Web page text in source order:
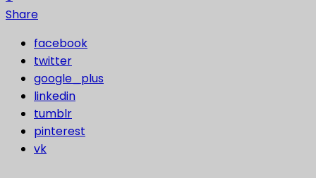
Share
facebook
twitter
google_plus
linkedin
tumblr
pinterest
vk